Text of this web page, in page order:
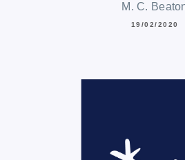
M. C.
19/02/2020